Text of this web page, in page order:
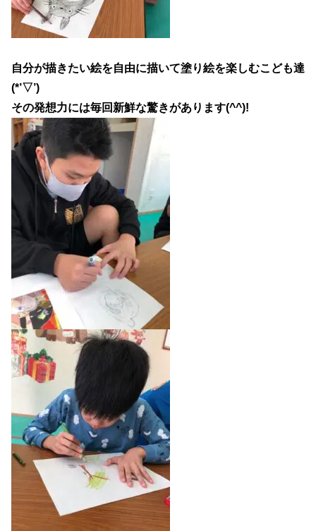
自分が描きたい絵を自由に描いて塗り絵を楽しむこども達
(*’▽’)
その発想力には毎回新鮮な驚きがあります(^^)!